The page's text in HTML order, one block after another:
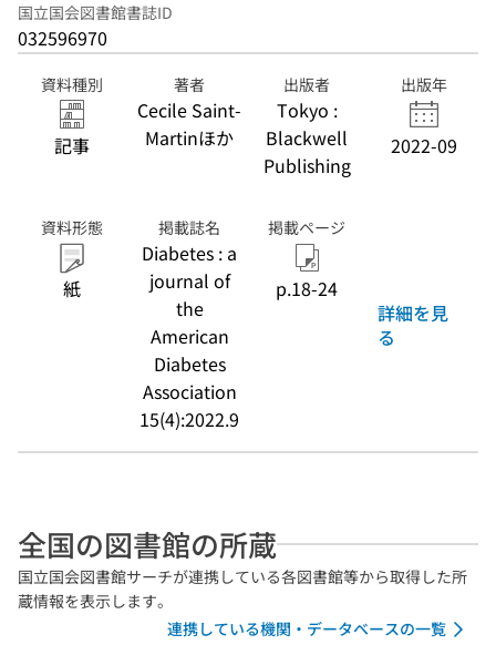
国立国会図書館書誌ID
032596970
資料種別
記事
著者
Cecile Saint-
Martinほか
出版者
Tokyo :
Blackwell
Publishing
出版年
2022-09
資料形態
紙
掲載誌名
Diabetes : a
journal of
the
American
Diabetes
Association
15(4):2022.9
掲載ページ
p.18-24
詳細を見
る
全国の図書館の所蔵
国立国会図書館サーチが連携している各図書館等から取得した所
蔵情報を表示します。
連携している機関・データベースの一覧